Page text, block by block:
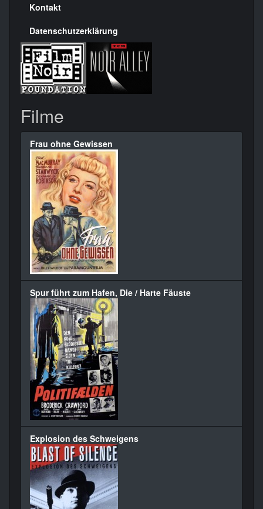
Kontakt
Datenschutzerklärung
Filme
Frau ohne Gewissen
Spur führt zum Hafen, Die / Harte Fäuste
Explosion des Schweigens